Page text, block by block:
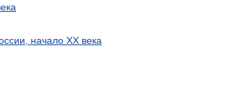
начало XX века